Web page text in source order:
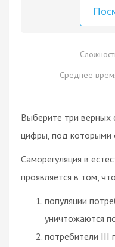
Среднее
Выберите три верных
цифры, под которыми
Саморегуляция в
проявляется в том, что
популяции
уничтожаются
потребители III